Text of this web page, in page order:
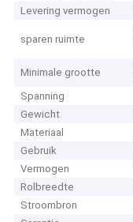
Levering vermogen
sparen ruimte
Minimale grootte
Spanning
Gewicht
Materiaal
Gebruik
Vermogen
Rolbreedte
Stroombron